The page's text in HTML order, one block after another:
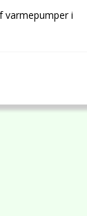
varmepumper i